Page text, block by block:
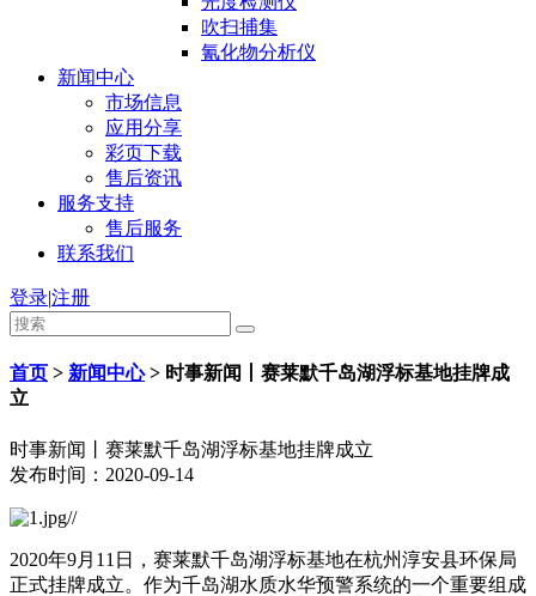
吹扫捕集
氰化物分析仪
新闻中心
市场信息
应用分享
彩页下载
售后资讯
服务支持
售后服务
联系我们
登录|注册
首页 > 新闻中心> 时事新闻丨赛莱默千岛湖浮标基地挂牌成
立
时事新闻丨赛莱默千岛湖浮标基地挂牌成立
发布时间：2020-09-14
2020年9月11日，赛莱默千岛湖浮标基地在杭州淳安县环保局
正式挂牌成立。作为千岛湖水质水华预警系统的一个重要组成